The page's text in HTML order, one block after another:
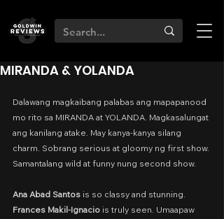
MIRANDA & YOLANDA
Dalawang magkaibang palabas ang mapapanood
mo rito sa MIRANDA at YOLANDA. Magkasalungat
ang kanilang atake. May kanya-kanya silang
charm. Sobrang serious at gloomy ng first show.
Samantalang wild at funny nung second show.
Ana Abad Santos is so classy and stunning.
Frances Makil-Ignacio is truly seen. Umaapaw